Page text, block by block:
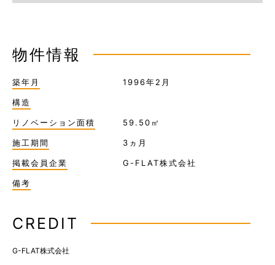
物件情報
築年月 1996年2月
構造
リノベーション面積 59.50㎡
施工期間 3ヵ月
掲載会員企業 G-FLAT株式会社
備考
CREDIT
G-FLAT株式会社